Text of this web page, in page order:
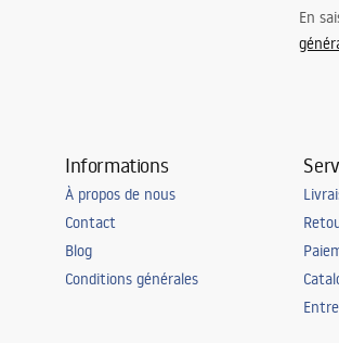
En
Informations
À propos de nous
Contact
Blog
Conditions générales